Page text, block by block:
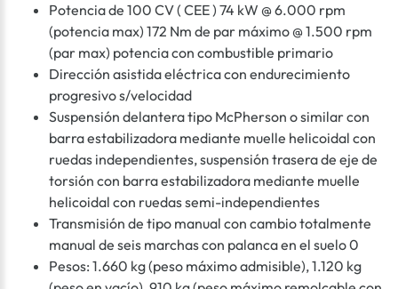
Potencia de 100 CV ( CEE ) 74 kW @ 6.000 rpm
(potencia max) 172 Nm de par máximo @ 1.500 rpm
(par max) potencia con combustible primario
Dirección asistida eléctrica con endurecimiento
progresivo s/velocidad
Suspensión delantera tipo McPherson o similar con
barra estabilizadora mediante muelle helicoidal con
ruedas independientes, suspensión trasera de eje de
torsión con barra estabilizadora mediante muelle
helicoidal con ruedas semi-independientes
Transmisión de tipo manual con cambio totalmente
manual de seis marchas con palanca en el suelo 0
Pesos: 1.660 kg (peso máximo admisible), 1.120 kg